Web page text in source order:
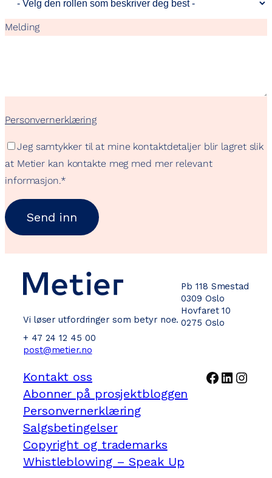
Melding
Personvernerklæring
Jeg samtykker til at mine kontaktdetaljer blir lagret slik
at Metier kan kontakte meg med mer relevant
informasjon.*
Vi løser utfordringer som betyr noe.
+ 47 24 12 45 00
post@metier.no
Pb 118 Smestad
0309 Oslo
Hovfaret 10
0275 Oslo
Kontakt oss
Abonner på prosjektbloggen
Personvernerklæring
Salgsbetingelser
Copyright og trademarks
Whistleblowing – Speak Up
Facebook